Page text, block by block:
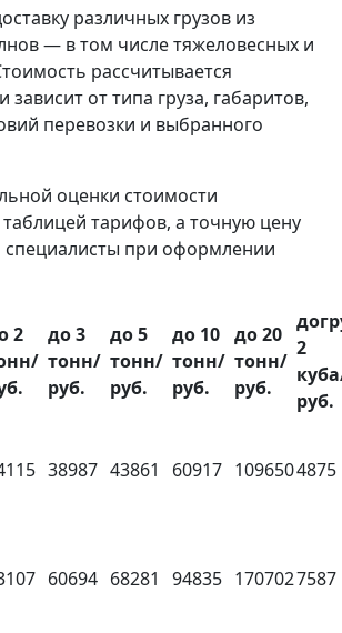
различных грузов из
— в том числе тяжеловесных и
рассчитывается
зависит от типа груза, габаритов,
перевозки и выбранного
оценки стоимости
таблицей тарифов, а точную цену
специалисты при оформлении
2
до 3
тонн/
руб.
до 5
тонн/
руб.
до 10
тонн/
руб.
до 20
тонн/
руб.
2
руб.
38987 43861 60917 1096504875
60694 68281 94835 1707027587